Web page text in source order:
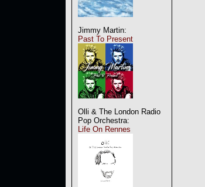
Jimmy Martin:
Past To Present
Olli & The London Radio
Pop Orchestra:
Life On Rennes